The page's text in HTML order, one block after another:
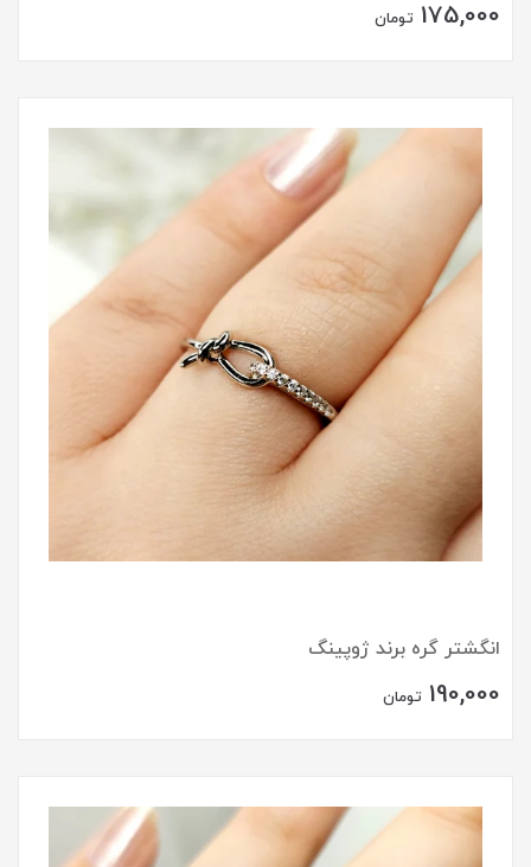
175,000 تومان
انگشتر گره برند ژوپینگ
190,000 تومان